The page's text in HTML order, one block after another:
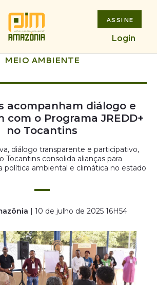
ASSINE
Login
MEIO AMBIENTE
acompanham diálogo e
com o Programa JREDD+
no Tocantins
diálogo transparente e participativo,
Tocantins consolida alianças para
política ambiental e climática no estado
| 10 de julho de 2025 16H54